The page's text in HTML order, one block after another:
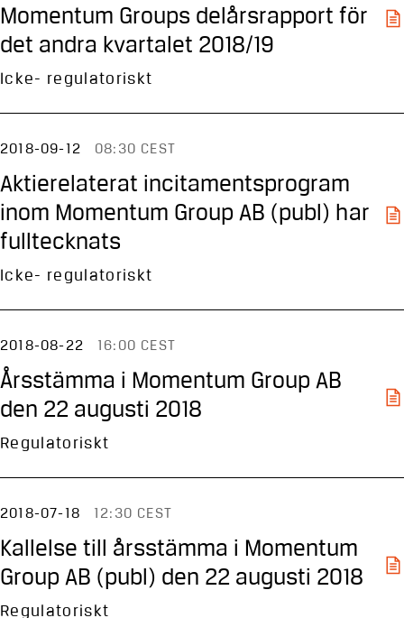
Momentum Groups delårsrapport för
det andra kvartalet 2018/19
Icke- regulatoriskt
2018-09-12 08:30 CEST
Aktierelaterat incitamentsprogram
inom Momentum Group AB (publ) har
fulltecknats
Icke- regulatoriskt
2018-08-22 16:00 CEST
Årsstämma i Momentum Group AB
den 22 augusti 2018
Regulatoriskt
2018-07-18 12:30 CEST
Kallelse till årsstämma i Momentum
Group AB (publ) den 22 augusti 2018
Regulatoriskt